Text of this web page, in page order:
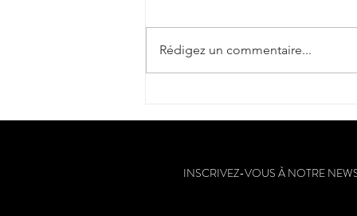
"Cantèra"
Rédigez un commentaire...
INSCRIVEZ-VOUS À NOTRE